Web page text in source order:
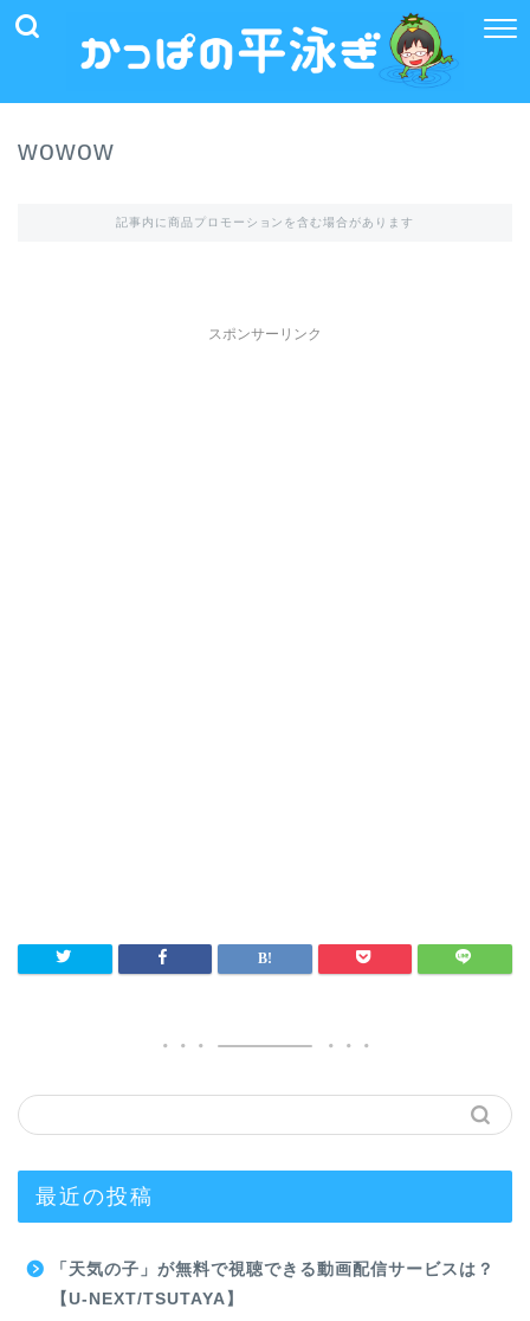
wowow
記事内に商品プロモーションを含む場合があります
スポンサーリンク
最近の投稿
「天気の子」が無料で視聴できる動画配信サービスは？
【U-NEXT/TSUTAYA】